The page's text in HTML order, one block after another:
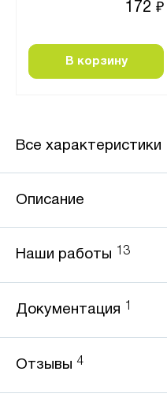
172 ₽
В корзину
Все характеристики
Описание
Наши работы 13
Документация
Отзывы 4